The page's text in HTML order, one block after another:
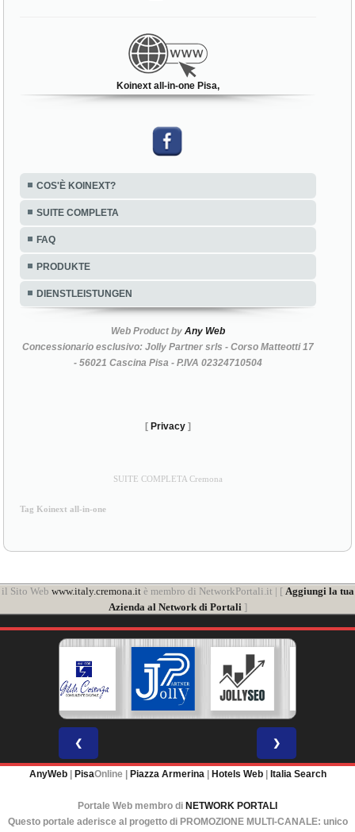
Koinext all-in-one Pisa,
COS'È KOINEXT?
SUITE COMPLETA
FAQ
PRODUKTE
DIENSTLEISTUNGEN
Web Product byAny Web
Concessionario esclusivo: Jolly Partner srls - Corso Matteotti 17
- 56021 Cascina Pisa - P.IVA 02324710504
[ Privacy ]
SUITE COMPLETA Cremona
Tag Koinext all-in-one
il Sito Web www.italy.cremona.itè membro di NetworkPortali.it | [ Aggiungi la tua
Azienda al Network di Portali]
❮ ❯
AnyWeb| PisaOnline | Piazza Armerina| Hotels Web| Italia Search
Portale Web membro di NETWORK PORTALI
Questo portale aderisce al progetto di PROMOZIONE MULTI-CANALE: unico